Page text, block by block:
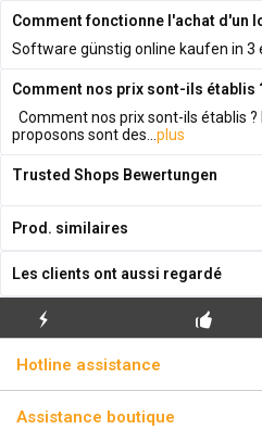
Comment fonctionne l'achat d'un
Software günstig online kaufen in 3
Comment nos prix sont-ils établis
Comment nos prix sont-ils établis ?
proposons sont des... plus
Trusted Shops Bewertungen
Prod. similaires
Les clients ont aussi regardé
ÉCLAIR
Hotline assistance
Assistance boutique